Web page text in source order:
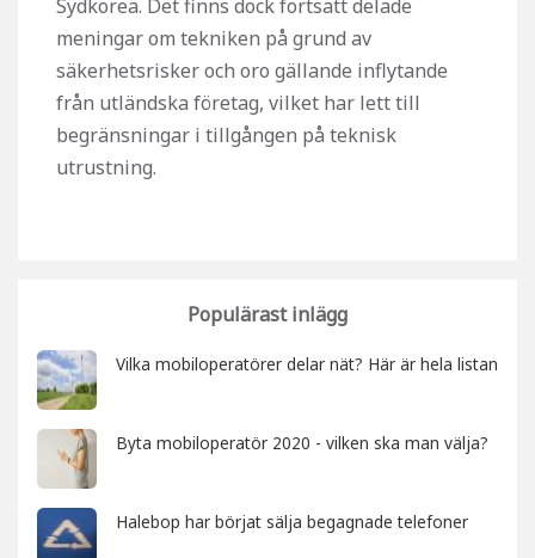
Sydkorea. Det finns dock fortsatt delade
meningar om tekniken på grund av
säkerhetsrisker och oro gällande inflytande
från utländska företag, vilket har lett till
begränsningar i tillgången på teknisk
utrustning.
Populärast inlägg
Vilka mobiloperatörer delar nät? Här är hela listan
Byta mobiloperatör 2020 - vilken ska man välja?
Halebop har börjat sälja begagnade telefoner